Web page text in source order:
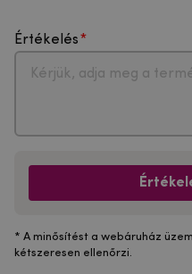
Értékelés
* A minősítést a webáruház
kétszeresen ellenőrzi.